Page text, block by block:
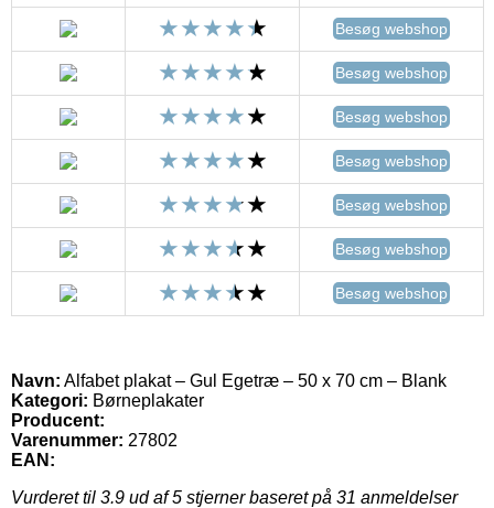
Besøg webshop
Besøg webshop
Besøg webshop
Besøg webshop
Besøg webshop
Besøg webshop
Besøg webshop
Navn: Alfabet plakat – Gul Egetræ – 50 x 70 cm – Blank
Kategori: Børneplakater
Producent:
Varenummer: 27802
EAN:
Vurderet til 3.9 ud af 5 stjerner baseret på 31 anmeldelser